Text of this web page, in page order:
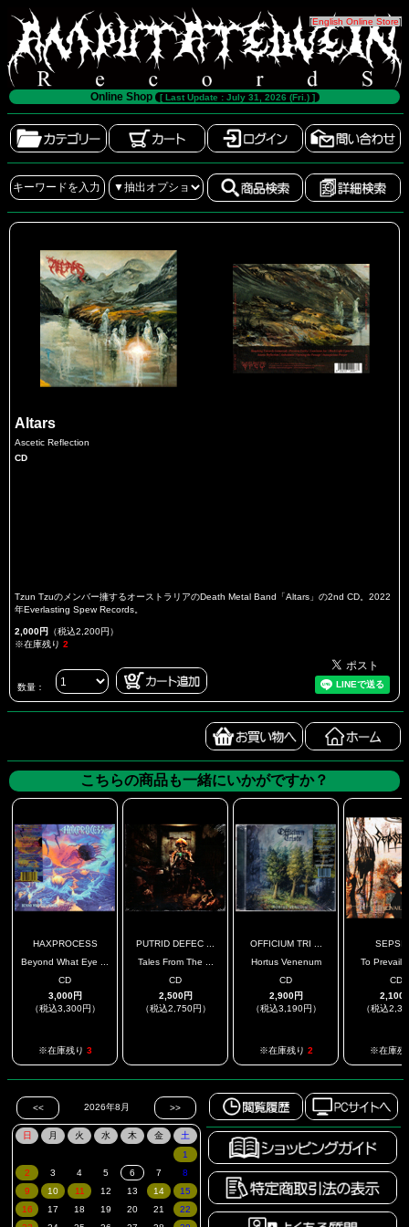
[English Online Store]
Online Shop [ Last Update : July 31, 2026 (Fri.) ]
Altars
Ascetic Reflection
CD
Tzun Tzuのメンバー擁するオーストラリアのDeath Metal Band「Altars」の2nd CD。2022
年Everlasting Spew Records。
2,000円 （税込2,200円）
※在庫残り 2
数量：
こちらの商品も一緒にいかがですか？
HAXPROCESS
Beyond What Eye ...
CD
3,000円
（税込3,300円）
※在庫残り 3
PUTRID DEFEC ...
Tales From The ...
CD
2,500円
（税込2,750円）
OFFICIUM TRI ...
Hortus Venenum
CD
2,900円
（税込3,190円）
※在庫残り 2
To Prevail
CD
2,100
（税込
※在庫残